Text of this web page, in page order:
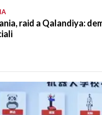
raid a Qalandiya: